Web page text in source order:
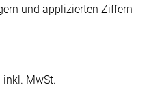
und applizierten Ziffern
MwSt.